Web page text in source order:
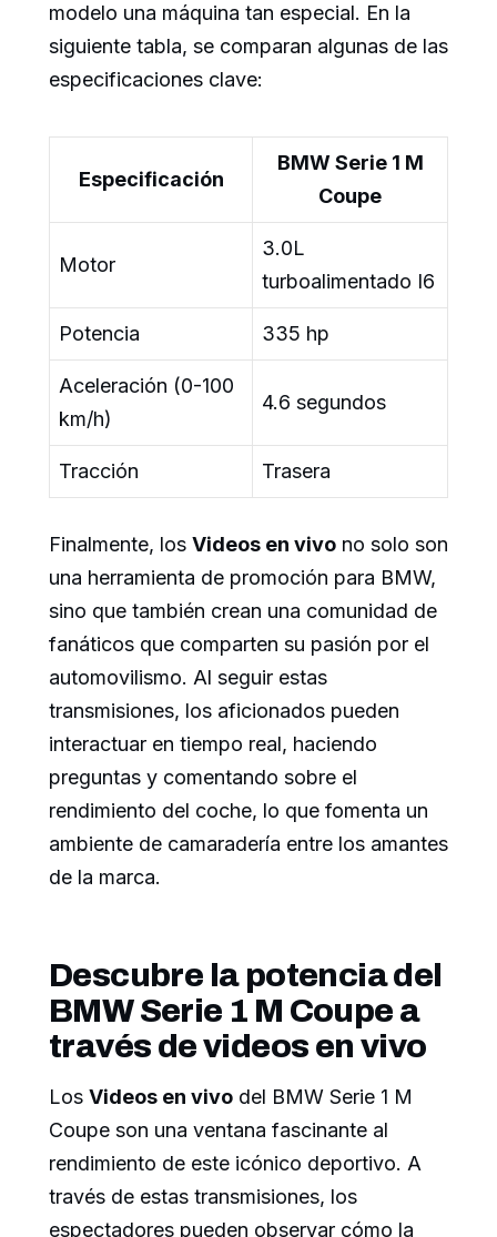
modelo una máquina tan especial. En la
siguiente tabla, se comparan algunas de las
especificaciones clave:
Especificación
BMW Serie 1 M
Coupe
Motor
3.0L
turboalimentado I6
Potencia 335 hp
Aceleración (0-100
km/h)
4.6 segundos
Tracción Trasera
Finalmente, los Videos en vivo no solo son
una herramienta de promoción para BMW,
sino que también crean una comunidad de
fanáticos que comparten su pasión por el
automovilismo. Al seguir estas
transmisiones, los aficionados pueden
interactuar en tiempo real, haciendo
preguntas y comentando sobre el
rendimiento del coche, lo que fomenta un
ambiente de camaradería entre los amantes
de la marca.
Descubre la potencia del
BMW Serie 1 M Coupe a
través de videos en vivo
Los Videos en vivo del BMW Serie 1 M
Coupe son una ventana fascinante al
rendimiento de este icónico deportivo. A
través de estas transmisiones, los
espectadores pueden observar cómo la